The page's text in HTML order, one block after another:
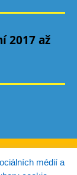
2017 až
2026. médií a